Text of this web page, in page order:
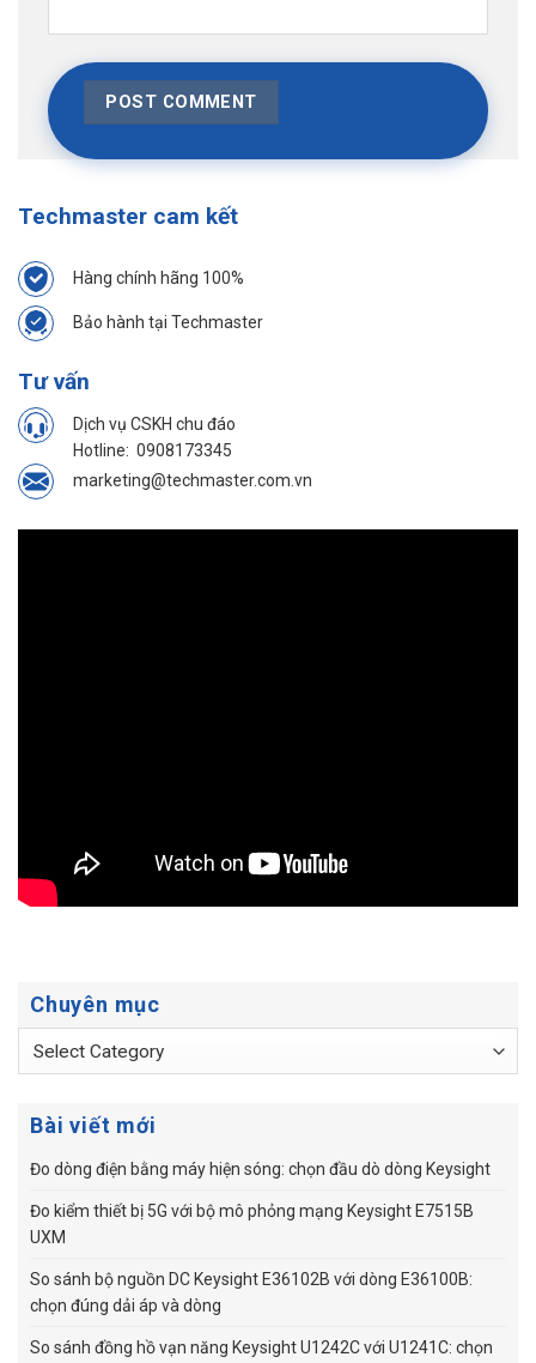
Techmaster cam kết
Hàng chính hãng 100%
Bảo hành tại Techmaster
Tư vấn
Dịch vụ CSKH chu đáo
Hotline: 0908173345
marketing@techmaster.com.vn
Chuyên mục
Chuyên
mục
Bài viết mới
Đo dòng điện bằng máy hiện sóng: chọn đầu dò dòng Keysight
Đo kiểm thiết bị 5G với bộ mô phỏng mạng Keysight E7515B
UXM
So sánh bộ nguồn DC Keysight E36102B với dòng E36100B:
chọn đúng dải áp và dòng
So sánh đồng hồ vạn năng Keysight U1242C với U1241C: chọn